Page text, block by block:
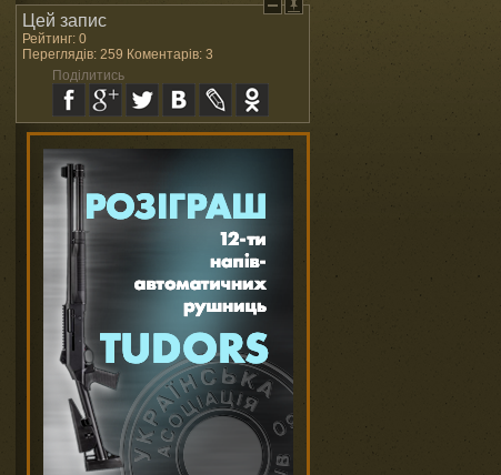
Цей запис
Рейтинг: 0
Переглядів: 259 Коментарів: 3
Поділитись